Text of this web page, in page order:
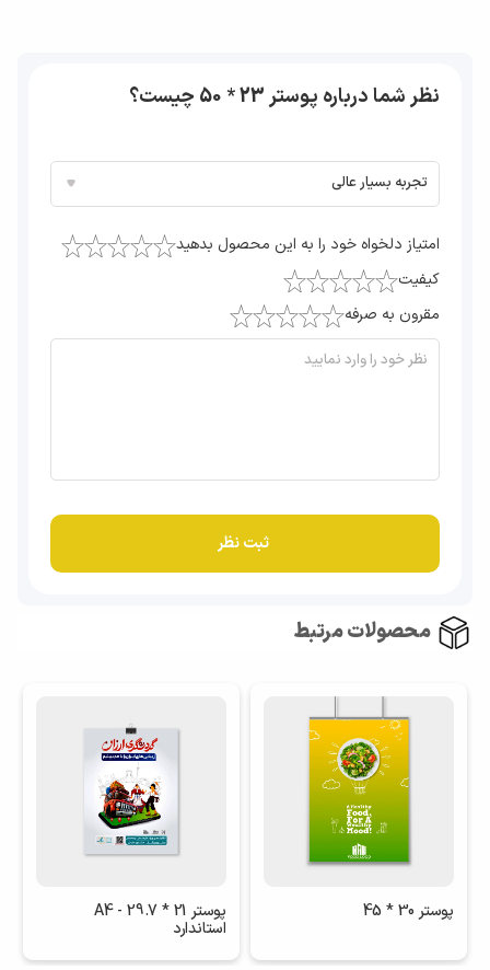
نظر شما درباره پوستر 23 * 50 چیست؟
امتیاز دلخواه خود را به این محصول بدهید
کیفیت
مقرون به صرفه
محصولات مرتبط
پوستر 30 * 45 پوستر 21 * 29.7 - A4
استاندارد